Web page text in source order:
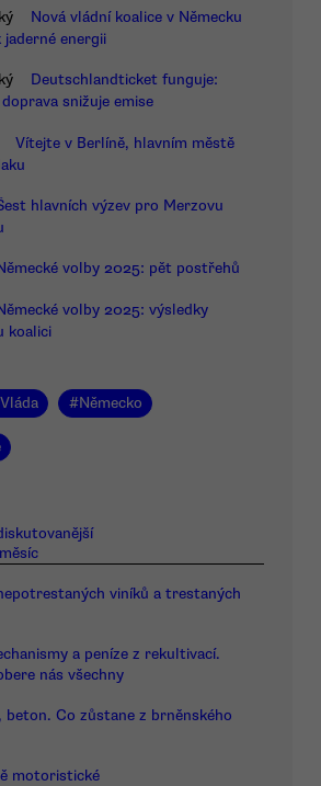
Nová vládní koalice v Německu
energii
Deutschlandticket funguje:
snižuje emise
Vítejte v Berlíně, hlavním městě
hlavních výzev pro Merzovu
volby 2025: pět postřehů
volby 2025: výsledky
koalici
Vláda #Německo
měsíc
viníků a trestaných
a peníze z rekultivací.
nás všechny
beton. Co zůstane z brněnského
motoristické